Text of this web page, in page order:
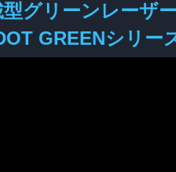
型グリーンレーザ
GREENシリー